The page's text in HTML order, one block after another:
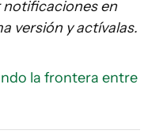
notificaciones en
versión y actívalas.
la frontera entre